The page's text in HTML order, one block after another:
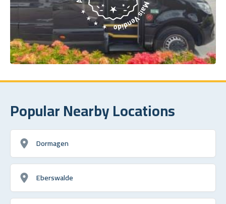
Popular Nearby Locations
Dormagen
Eberswalde